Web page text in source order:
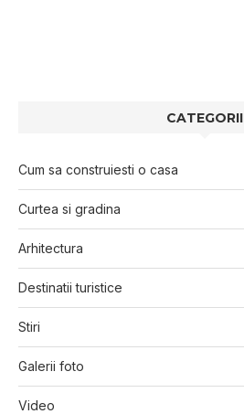
CATEGORII
Cum sa construiesti o casa
Curtea si gradina
Arhitectura
Destinatii turistice
Stiri
Galerii foto
Video